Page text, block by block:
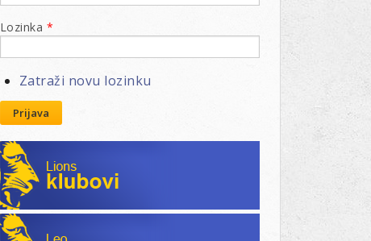
Lozinka *
Zatraži novu lozinku
Prijava
Lions klubovi
Leo klubovi